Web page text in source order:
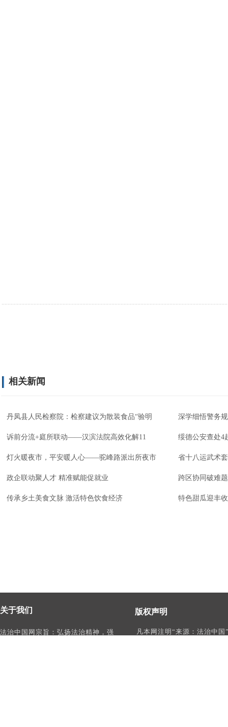
相关新闻
丹凤县人民检察院：检察建议为散装食品“验明 深学细悟警务
诉前分流+庭所联动——汉滨法院高效化解11 绥德公安查处4
灯火暖夜市，平安暖人心——驼峰路派出所夜市 省十八运武术
政企联动聚人才 精准赋能促就业 跨区协同破难
传承乡土美食文脉 激活特色饮食经济 特色甜瓜迎丰
版权声明
凡本网注明“来源：法治中国
关于我们
法治中国网宗旨：弘扬法治精神，强